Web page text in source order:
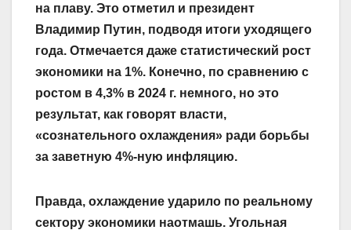
на плаву. Это отметил и президент
Владимир Путин, подводя итоги уходящего
года. Отмечается даже статистический рост
экономики на 1%. Конечно, по сравнению с
ростом в 4,3% в 2024 г. немного, но это
результат, как говорят власти,
«сознательного охлаждения» ради борьбы
за заветную 4%-ную инфляцию.
Правда, охлаждение ударило по реальному
сектору экономики наотмашь. Угольная